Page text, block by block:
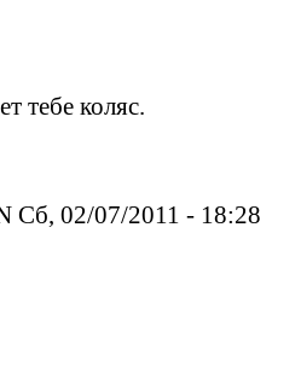
тебе коляс.
02/07/2011 - 18:28